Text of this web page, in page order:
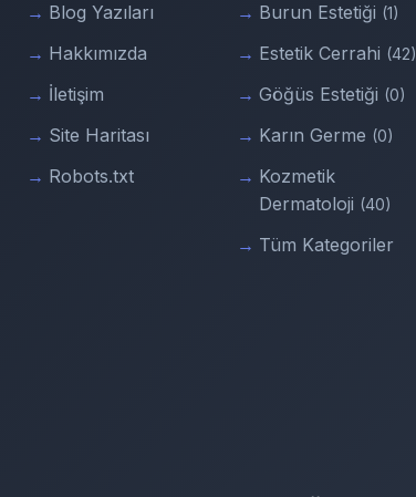
Blog Yazıları
Hakkımızda
İletişim
Site Haritası
Robots.txt
Burun Estetiği (1)
Estetik Cerrahi (42)
Göğüs Estetiği (0)
Karın Germe (0)
Kozmetik
Dermatoloji (40)
Tüm Kategoriler